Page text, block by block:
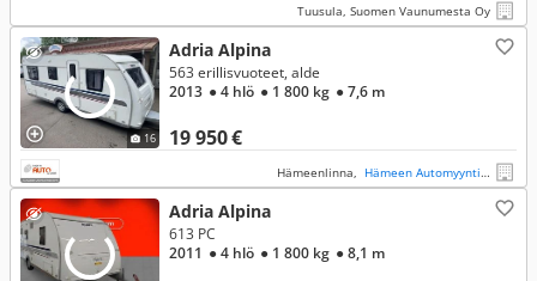
Tuusula, Suomen Vaunumesta Oy
16
Adria Alpina
19 950 €
563 erillisvuoteet, alde
2013 ● 4 hlö ● 1 800 kg ● 7,6 m
Hämeenlinna, Hämeen Automyynti Oy
Adria Alpina
613 PC
2011 ● 4 hlö ● 1 800 kg ● 8,1 m